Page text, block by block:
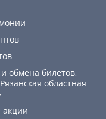
обмена билетов,
областная
акции